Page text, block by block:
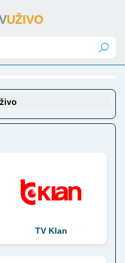
UŽIVO
TV Klan